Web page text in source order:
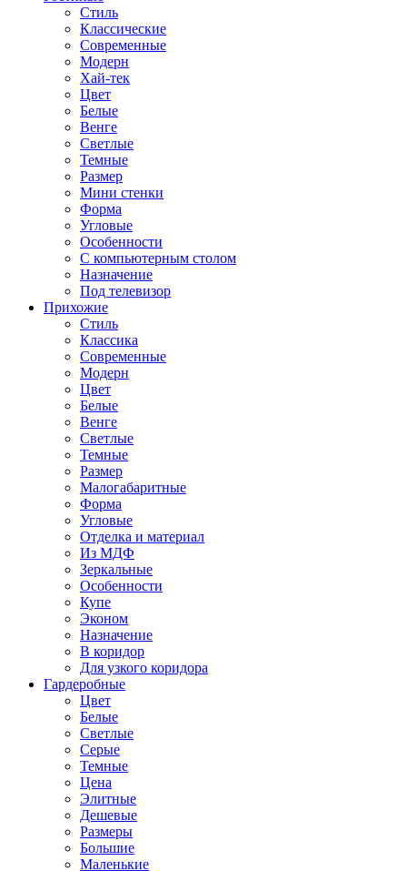
Стиль
Классические
Современные
Модерн
Хай-тек
Цвет
Белые
Венге
Светлые
Темные
Размер
Мини стенки
Форма
Угловые
Особенности
С компьютерным столом
Назначение
Под телевизор
Прихожие
Стиль
Классика
Современные
Модерн
Цвет
Белые
Венге
Светлые
Темные
Размер
Малогабаритные
Форма
Угловые
Отделка и материал
Из МДФ
Зеркальные
Особенности
Купе
Эконом
Назначение
В коридор
Для узкого коридора
Гардеробные
Цвет
Белые
Светлые
Серые
Темные
Цена
Элитные
Дешевые
Размеры
Большие
Маленькие